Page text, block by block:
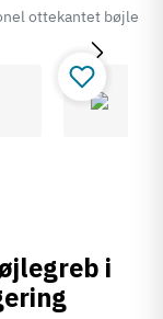
ottekantet
i